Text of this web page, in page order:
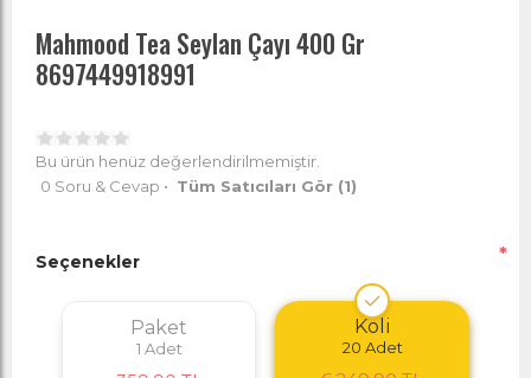
Mahmood Tea Seylan Çayı 400 Gr
8697449918991
Bu ürün henüz değerlendirilmemiştir.
0 Soru & Cevap • Tüm Satıcıları Gör (1)
Seçenekler *
Paket
1 Adet
Koli
20 Adet